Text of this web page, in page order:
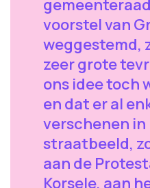
voorstel van
weggestemd,
zeer grote
ons idee toch
en dat er al
verschenen
straatbeeld,
aan de
Korsele, aan